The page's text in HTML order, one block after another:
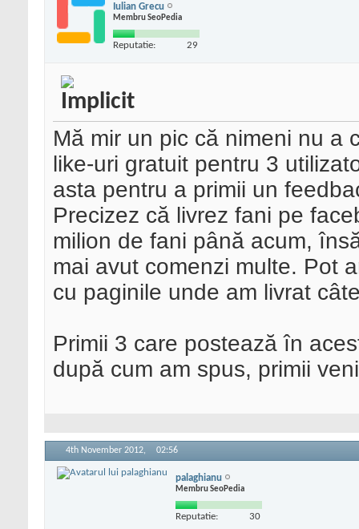
Iulian Grecu
Membru SeoPedia
Reputatie: 29
Mă mir un pic că nimeni nu a
like-uri gratuit pentru 3
asta pentru a primii un
Precizez că livrez fani pe
milion de fani până acum,
mai avut comenzi multe. Pot
cu paginile unde am livrat
Primii 3 care postează în
după cum am spus, primii
4th November 2012, 02:56
palaghianu
Membru SeoPedia
Reputatie: 30